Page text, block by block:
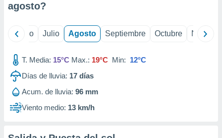
agosto?
Junio Julio Agosto Septiembre Octubre
T. Media: 15°C Max.: 19°C Min: 12°C
Días de lluvia: 17 días
Acum. de lluvia: 96 mm
Viento medio: 13 km/h